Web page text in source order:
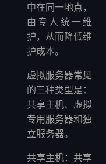
中在同一地点，
由专人统一维
护，从而降低维
护成本。
虚拟服务器常见
的三种类型是：
共享主机、虚拟
专用服务器和独
立服务器。
共享主机：共享